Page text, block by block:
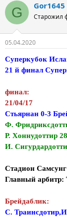
G Gor1645
Старожил
05.04.2020
Суперкубок
21 й финал
финал:
21/04/17
Стьярнан 0-3
Ф.
Р. Хоннудоттир
И.
Стадион
Главный арбитр:
Брейдаблик:
С.